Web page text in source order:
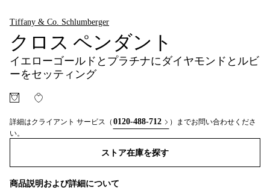
Tiffany & Co. Schlumberger
クロス ペンダント
イエローゴールドとプラチナにダイヤモンドとルビ
ーをセッティング
詳細はクライアント サービス（ 0120-488-712
）までお問い合わせくださ
い。
ストア在庫を探す​​
商品説明および詳細について